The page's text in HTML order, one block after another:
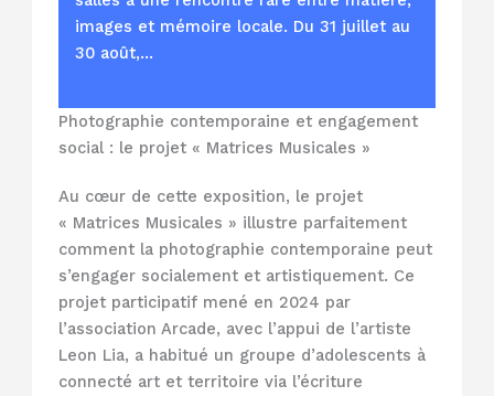
images et mémoire locale. Du 31 juillet au
30 août,…
Photographie contemporaine et engagement
social : le projet « Matrices Musicales »
Au cœur de cette exposition, le projet
« Matrices Musicales » illustre parfaitement
comment la photographie contemporaine peut
s’engager socialement et artistiquement. Ce
projet participatif mené en 2024 par
l’association Arcade, avec l’appui de l’artiste
Leon Lia, a habitué un groupe d’adolescents à
connecté art et territoire via l’écriture